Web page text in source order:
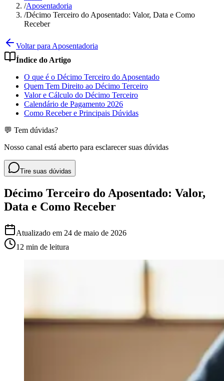
/Aposentadoria
/Décimo Terceiro do Aposentado: Valor, Data e Como
Receber
Voltar para Aposentadoria
Índice do Artigo
O que é o Décimo Terceiro do Aposentado
Quem Tem Direito ao Décimo Terceiro
Valor e Cálculo do Décimo Terceiro
Calendário de Pagamento 2026
Como Receber e Principais Dúvidas
💬 Tem dúvidas?
Nosso canal está aberto para esclarecer suas dúvidas
Tire suas dúvidas
Décimo Terceiro do Aposentado: Valor,
Data e Como Receber
Atualizado em 24 de maio de 2026
12 min de leitura